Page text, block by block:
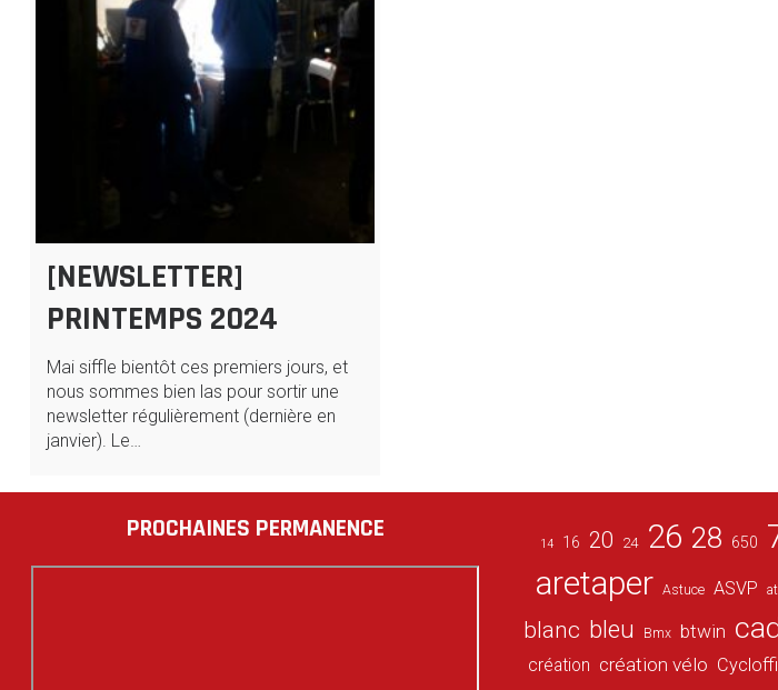
[NEWSLETTER]
PRINTEMPS 2024
Mai siffle bientôt ces premiers jours, et
nous sommes bien las pour sortir une
newsletter régulièrement (dernière en
janvier). Le…
PROCHAINES PERMANENCE 14 16 20 24 26 28 650
aretaper Astuce ASVP
blanc bleu Bmx btwin
création création vélo